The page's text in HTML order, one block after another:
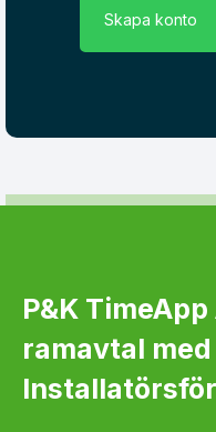
Skapa konto
P&K
ramavtal med